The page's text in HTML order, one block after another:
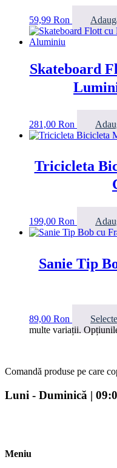
59,99 Ron
Skateboard
281,00 Ron
Tricicleta
199,00 Ron
Sanie Tip
89,00 Ron
multe variații.
Comandă produse pe care
Luni - Duminică |
Meniu